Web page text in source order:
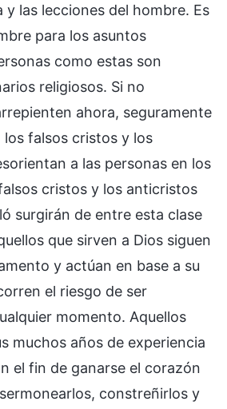
y las lecciones del hombre. Es
para los asuntos
como estas son
religiosos. Si no
ahora, seguramente
falsos cristos y los
a las personas en los
cristos y los anticristos
surgirán de entre esta clase
que sirven a Dios siguen
y actúan en base a su
el riesgo de ser
momento. Aquellos
muchos años de experiencia
el fin de ganarse el corazón
constreñirlos y